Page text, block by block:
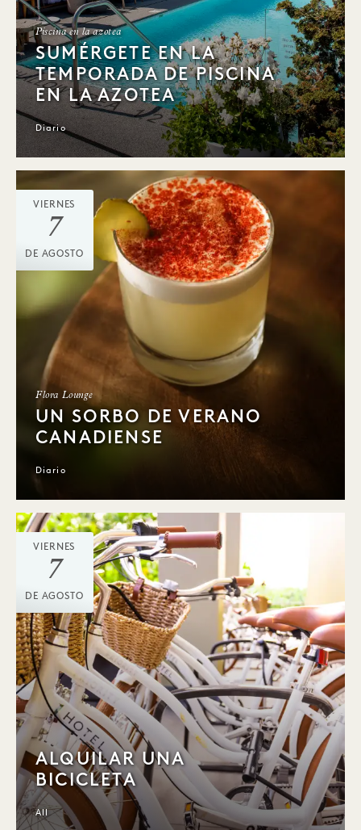
Piscina en la azotea
SUMÉRGETE EN LA
TEMPORADA DE PISCINA
EN LA AZOTEA
Diario
VIERNES
7
DE AGOSTO
Flora Lounge
UN SORBO DE VERANO
CANADIENSE
Diario
VIERNES
7
DE AGOSTO
ALQUILAR UNA
BICICLETA
All